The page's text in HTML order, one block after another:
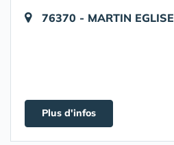
76370 - MARTIN EGLISE
Plus d'infos